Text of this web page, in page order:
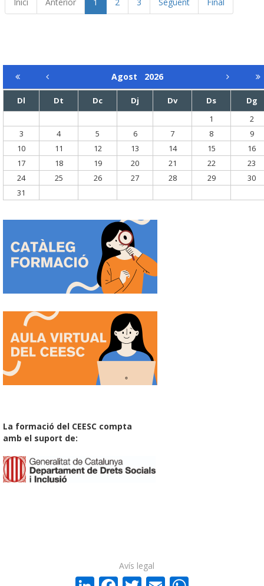
Agost 2026
Dl Dt Dc Dj Dv Ds
Dg
1
2
3
4 5 6 7 8
9
10
11 12 13 14 15
16
17
18 19 20 21 22
23
24
25 26 27 28 29
30
31
La formació del CEESC compta
amb el suport de:
Avís legal